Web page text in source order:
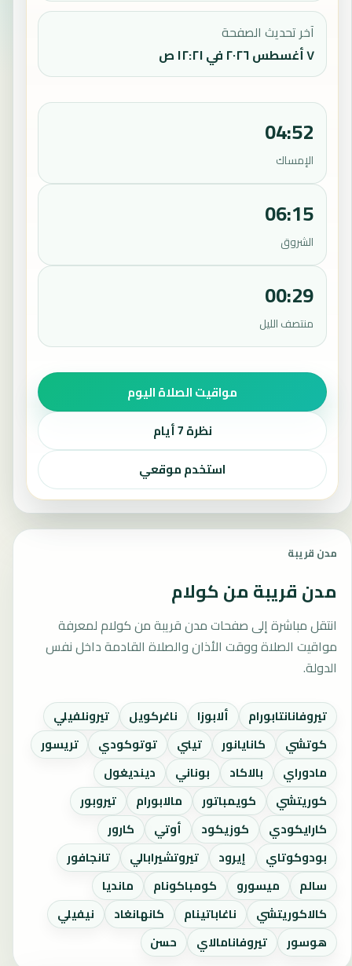
آخر تحديث الصفحة
٧ أغسطس ٢٠٢٦ في ١٢:٢١ ص
04:52
الإمساك
06:15
الشروق
00:29
منتصف الليل
مواقيت الصلاة اليوم
نظرة 7 أيام
استخدم موقعي
مدن قريبة
مدن قريبة من كولام
انتقل مباشرة إلى صفحات مدن قريبة من كولام لمعرفة
مواقيت الصلاة ووقت الأذان والصلاة القادمة داخل نفس
الدولة.
تيروفانانتابورام ألابوزا ناغركويل
تيرونلفيلي
كوتشي
كانايانور تيني توتوكودي
تريسور
مادوراي
بالاكاد بوناني
دينديغول
كوريتشي
كويمباتور مالابورام
تيروبور
كارايكودي
كوزيكود أوتي
كارور
بودوكوتاي
إيرود تيروتشيرابالي
تانجافور
سالم
ميسورو كومباكونام
مانديا
كالاكوريتشي
ناغاباتينام كانهانغاد
نيفيلي
هوسور
تيروفانامالاي حسن